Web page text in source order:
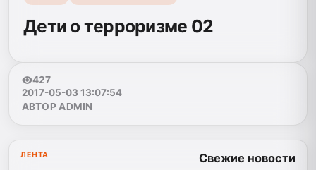
Дети о терроризме 02
427
2017-05-03 13:07:54
АВТОР ADMIN
ЛЕНТА Свежие новости